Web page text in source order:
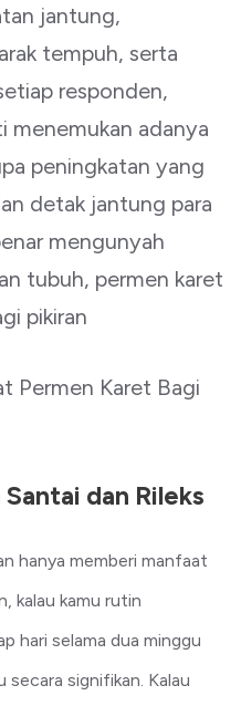
jantung,
tempuh, serta
responden,
menemukan adanya
peningkatan yang
detak jantung para
mengunyah
tubuh, permen karet
pikiran
dan Rileks
hanya memberi manfaat
kalau kamu rutin
hari selama dua minggu
secara signifikan. Kalau